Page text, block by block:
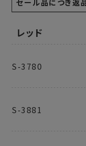
レッド
S-3780
S-3881